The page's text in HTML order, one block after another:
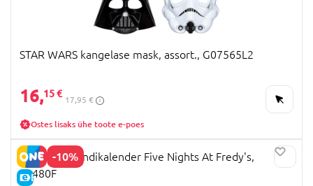
STAR WARS kangelase mask, assort., G07565L2
16,15 €
17,95 €
Ostes lisaks ühe toote e-poes
-10%
E-HIND
FUNKO advendikalender Five Nights At Fredy's,
72480F